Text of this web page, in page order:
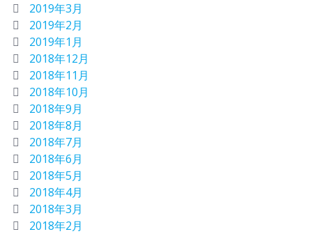
2019年3月
2019年2月
2019年1月
2018年12月
2018年11月
2018年10月
2018年9月
2018年8月
2018年7月
2018年6月
2018年5月
2018年4月
2018年3月
2018年2月